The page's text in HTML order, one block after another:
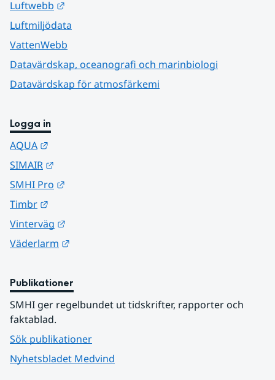
Luftwebb
Luftmiljödata
VattenWebb
Datavärdskap, oceanografi och marinbiologi
Datavärdskap för atmosfärkemi
Logga in
AQUA
SIMAIR
SMHI Pro
Timbr
Vinterväg
Väderlarm
Publikationer
SMHI ger regelbundet ut tidskrifter, rapporter och
faktablad.
Sök publikationer
Nyhetsbladet Medvind